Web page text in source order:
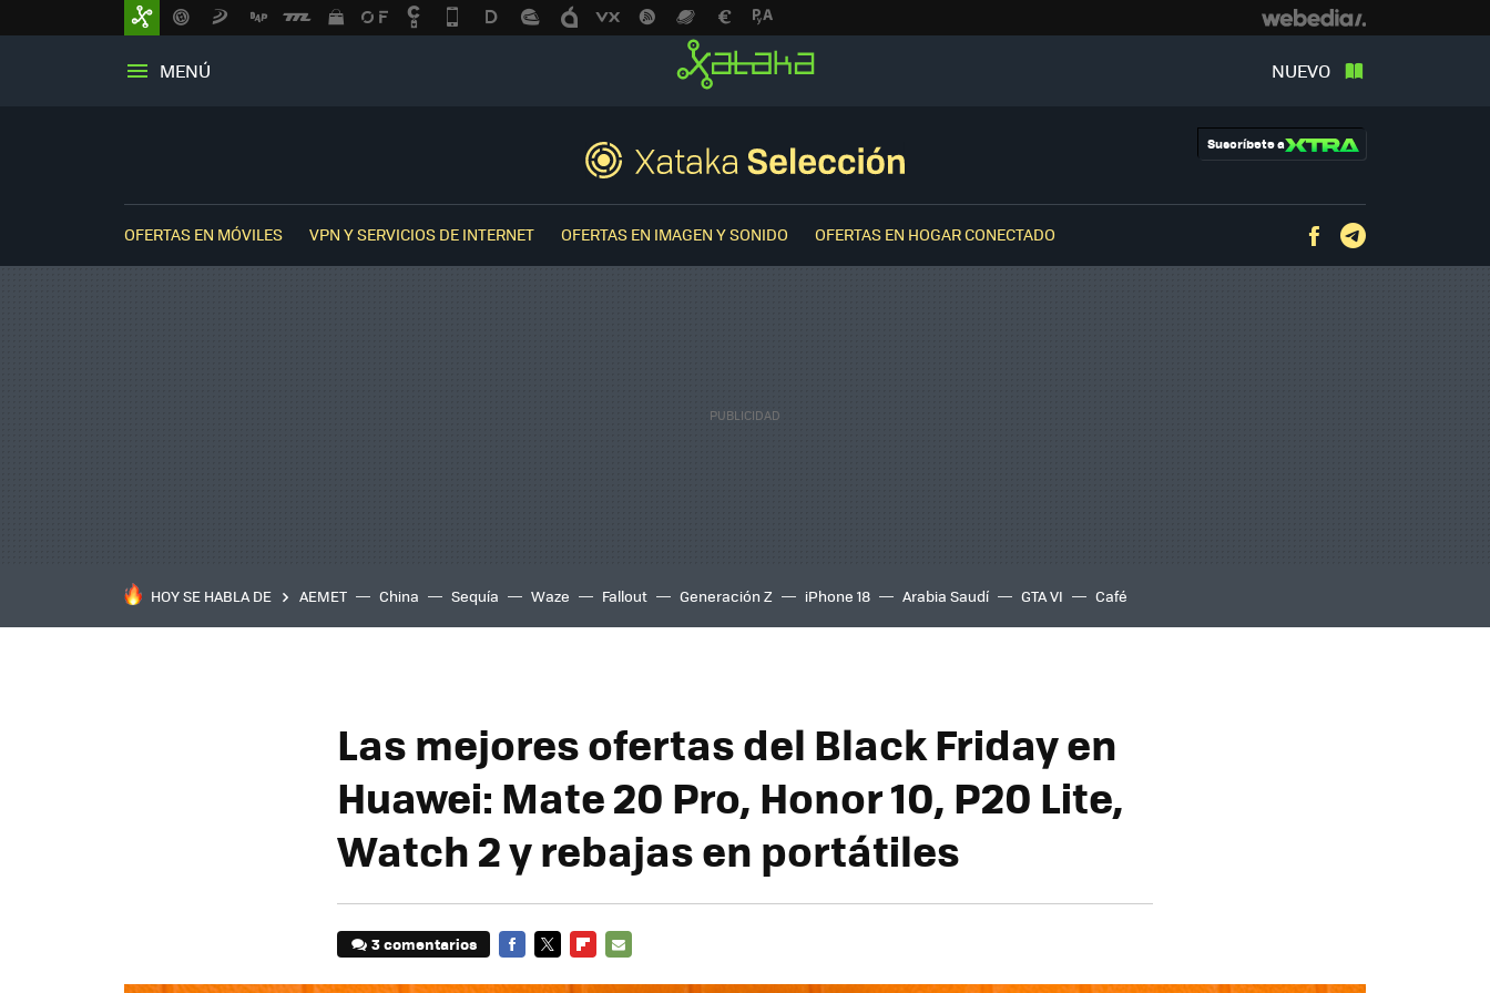
MENÚ NUEVO
Suscríbete a
OFERTAS EN MÓVILES VPN Y SERVICIOS DE INTERNET OFERTAS EN IMAGEN Y SONIDO OFERTAS EN HOGAR CONECTADO Facebook
HOY SE HABLA DE AEMET China Sequía Waze Fallout Generación Z iPhone 18 Arabia Saudí GTA VI Café
Las mejores ofertas del Black Friday en
Huawei: Mate 20 Pro, Honor 10, P20 Lite,
Watch 2 y rebajas en portátiles
3 comentarios